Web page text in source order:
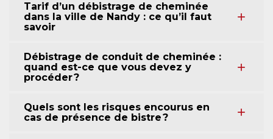
Tarif d’un débistrage de cheminée
dans la ville de Nandy : ce qu’il faut
savoir
Débistrage de conduit de cheminée :
quand est-ce que vous devez y
procéder ?
Quels sont les risques encourus en
cas de présence de bistre ?